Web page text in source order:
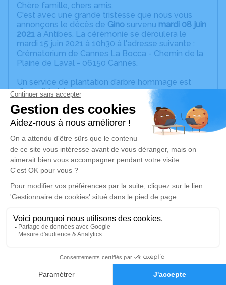
Faire-part Hommages
Chère famille, chers amis,
C'est avec une grande tristesse que nous vous
annonçons le décès de Gino survenu mardi 08 juin
2021 à Antibes. La cérémonie se déroulera le
mardi 15 juin 2021 à 10h30 à l'adresse suivante :
Crématorium de Cannes La Bocca - Chemin de la
Plaine de Laval - 06150 Cannes.
Un service de plantation d’arbre hommage est
disponible ici.
Je rends hommage
Cérémonie civile
mardi 15 juin 2021 à 11h00
Crématorium de Cannes
Chemin de la Plaine de Laval (La Bocca)
06150 Cannes
Déroulé des obsèques
Repos en salon funéraire